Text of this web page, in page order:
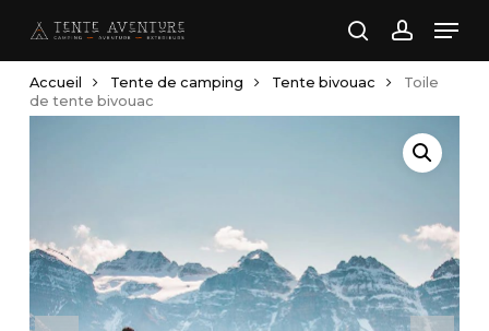
main
content
search
Accueil Tente de camping Tente bivouac
Toile
de tente bivouac